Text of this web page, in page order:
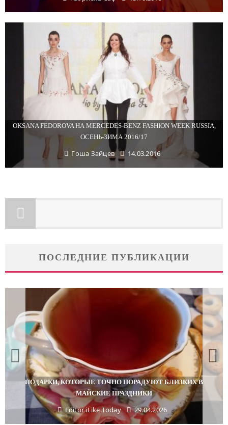
OKSANA FEDOROVA НА MERCEDES-BENZ FASHION WEEK RUSSIA,
ОСЕНЬ-ЗИМА 2016/17
Гоша Зайцев 14.03.2016
ПОСЛЕДНИЕ ПУБЛИКАЦИИ
ПОДАРКИ, КОТОРЫЕ ТОЧНО ПОРАДУЮТ БЛИЗКИХ В
МАЙСКИЕ ПРАЗДНИКИ
Editor iLike.Today 29.04.2026